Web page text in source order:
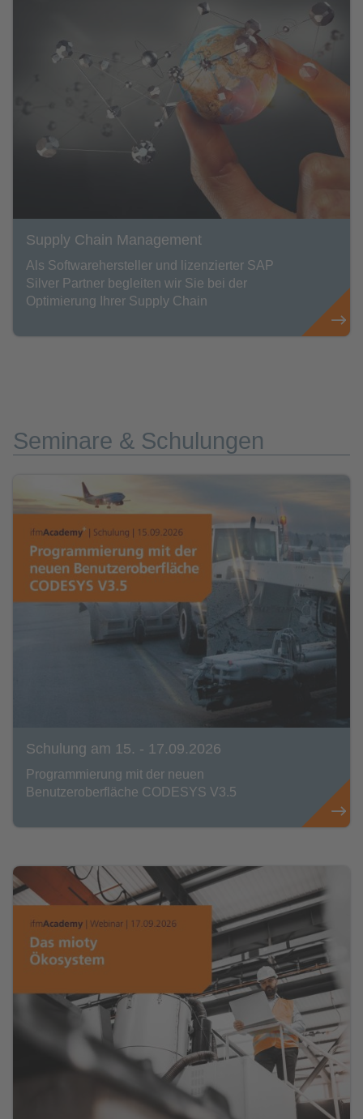
Supply Chain Management
Als Softwarehersteller und lizenzierter SAP
Silver Partner begleiten wir Sie bei der
Optimierung Ihrer Supply Chain
Seminare & Schulungen
Schulung am 15. - 17.09.2026
Programmierung mit der neuen
Benutzeroberfläche CODESYS V3.5